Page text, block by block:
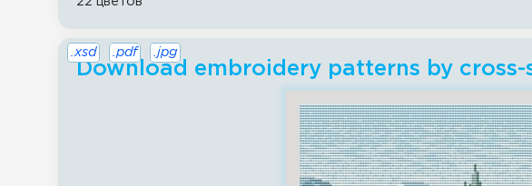
Download embroidery patterns by
.xsd .pdf .jpg